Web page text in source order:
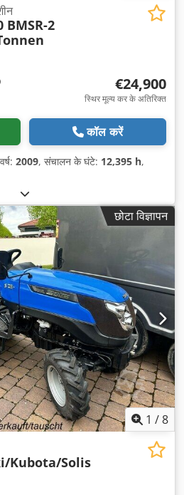
BMSR-2
€24,900
स्थिर मूल्य कर के अतिरिक्त
कॉल करें
2009, संचालन के घंटे: 12,395 h,
छोटा विज्ञापन
1 /8
Kubota/Solis